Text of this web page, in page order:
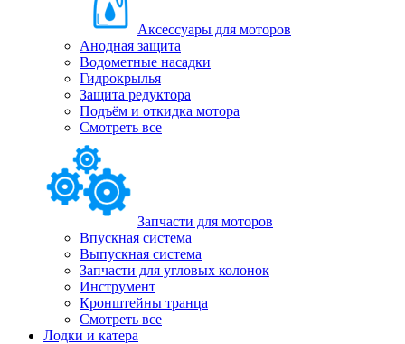
Аксессуары для моторов
Анодная защита
Водометные насадки
Гидрокрылья
Защита редуктора
Подъём и откидка мотора
Смотреть все
Запчасти для моторов
Впускная система
Выпускная система
Запчасти для угловых колонок
Инструмент
Кронштейны транца
Смотреть все
Лодки и катера